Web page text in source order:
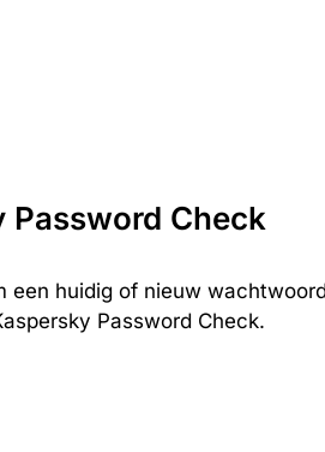
Password Check
een huidig of nieuw
Password Check.